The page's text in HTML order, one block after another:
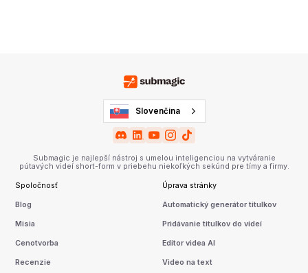
Slovenčina
Submagic je najlepší nástroj s umelou inteligenciou na vytváranie
pútavých videí short-form v priebehu niekoľkých sekúnd pre tímy a firmy.
Spoločnosť
Blog
Misia
Cenotvorba
Recenzie
Úprava stránky
Automatický generátor titulkov
Pridávanie titulkov do videí
Editor videa AI
Video na text